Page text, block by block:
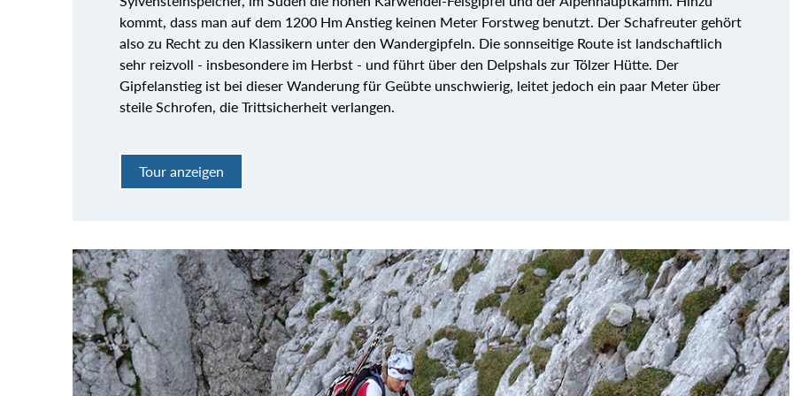
kommt, dass man auf dem 1200 Hm Anstieg keinen Meter Forstweg benutzt. Der Schafreuter gehört
also zu Recht zu den Klassikern unter den Wandergipfeln. Die sonnseitige Route ist landschaftlich
sehr reizvoll - insbesondere im Herbst - und führt über den Delpshals zur Tölzer Hütte. Der
Gipfelanstieg ist bei dieser Wanderung für Geübte unschwierig, leitet jedoch ein paar Meter über
steile Schrofen, die Trittsicherheit verlangen.
Tour anzeigen